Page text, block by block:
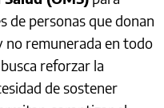
de personas que donan
no remunerada en todo
reforzar la
de sostener